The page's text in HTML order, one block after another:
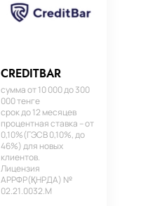
CREDITBAR
сумма от 10 000 до 300
000 тенге
срок до 12 месяцев
процентная ставка – от
0,10%(ГЭСВ 0,10%, до
46%) для новых
клиентов.
Лицензия
АРРФР(ҚНРДА) №
02.21.0032.М